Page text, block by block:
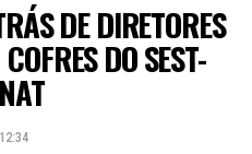
DE DIRETORES
DO SEST-